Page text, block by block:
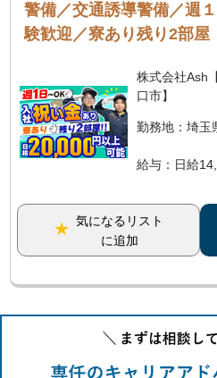
警備／交通誘導警備／週
験歓迎／寮あり残り2部屋
株式会社Ash
口市】
勤務地：埼玉
給与：日給
気になるリスト
に追加